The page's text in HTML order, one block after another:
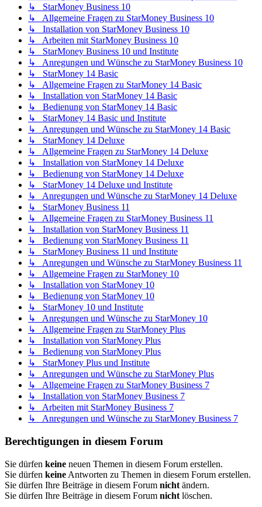
↳ StarMoney Business 10
↳ Allgemeine Fragen zu StarMoney Business 10
↳ Installation von StarMoney Business 10
↳ Arbeiten mit StarMoney Business 10
↳ StarMoney Business 10 und Institute
↳ Anregungen und Wünsche zu StarMoney Business 10
↳ StarMoney 14 Basic
↳ Allgemeine Fragen zu StarMoney 14 Basic
↳ Installation von StarMoney 14 Basic
↳ Bedienung von StarMoney 14 Basic
↳ StarMoney 14 Basic und Institute
↳ Anregungen und Wünsche zu StarMoney 14 Basic
↳ StarMoney 14 Deluxe
↳ Allgemeine Fragen zu StarMoney 14 Deluxe
↳ Installation von StarMoney 14 Deluxe
↳ Bedienung von StarMoney 14 Deluxe
↳ StarMoney 14 Deluxe und Institute
↳ Anregungen und Wünsche zu StarMoney 14 Deluxe
↳ StarMoney Business 11
↳ Allgemeine Fragen zu StarMoney Business 11
↳ Installation von StarMoney Business 11
↳ Bedienung von StarMoney Business 11
↳ StarMoney Business 11 und Institute
↳ Anregungen und Wünsche zu StarMoney Business 11
↳ Allgemeine Fragen zu StarMoney 10
↳ Installation von StarMoney 10
↳ Bedienung von StarMoney 10
↳ StarMoney 10 und Institute
↳ Anregungen und Wünsche zu StarMoney 10
↳ Allgemeine Fragen zu StarMoney Plus
↳ Installation von StarMoney Plus
↳ Bedienung von StarMoney Plus
↳ StarMoney Plus und Institute
↳ Anregungen und Wünsche zu StarMoney Plus
↳ Allgemeine Fragen zu StarMoney Business 7
↳ Installation von StarMoney Business 7
↳ Arbeiten mit StarMoney Business 7
↳ Anregungen und Wünsche zu StarMoney Business 7
Berechtigungen in diesem Forum
Sie dürfen keine neuen Themen in diesem Forum erstellen.
Sie dürfen keine Antworten zu Themen in diesem Forum erstellen.
Sie dürfen Ihre Beiträge in diesem Forum nicht ändern.
Sie dürfen Ihre Beiträge in diesem Forum nicht löschen.